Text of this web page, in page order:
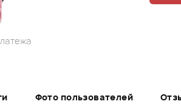
Фото пользователей